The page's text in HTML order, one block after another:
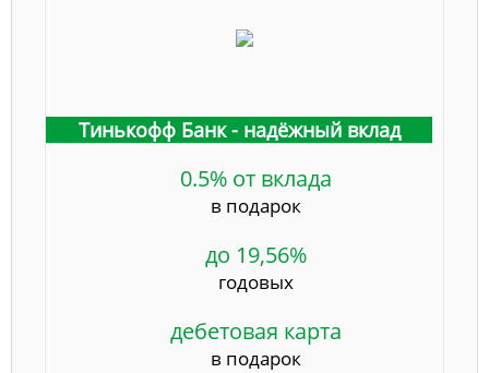
Тинькофф Банк - надёжный вклад
0.5% от вклада
в подарок
до 19,56%
годовых
дебетовая карта
в подарок